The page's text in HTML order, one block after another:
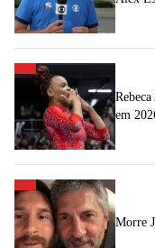
em
Morre